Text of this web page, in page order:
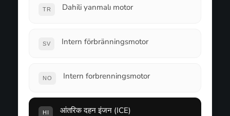
TR Dahili yanmalı motor
SV Intern förbränningsmotor
NO Intern forbrenningsmotor
HI आंतरिक दहन इंजन (ICE)